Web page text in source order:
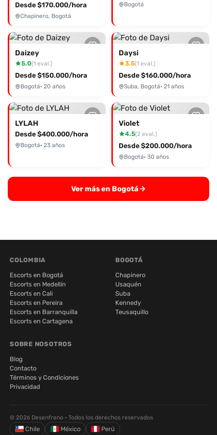
Desde $170.000/hora
Chapinero, Bogotá
Bogotá
Daizey
5.0(1 eval.)
Desde $150.000/hora
Bogotá· 20 años
Daysi
3.5(1 eval.)
Desde $160.000/hora
Suba, Bogotá· 21 años
LYLAH
Desde $400.000/hora
Bogotá· 23 años
Violet
4.5(2 eval.)
Desde $200.000/hora
Bogotá· 30 años
Ver más en Bogotá
COLOMBIA
Escorts en Bogotá
Escorts en Medellín
Escorts en Cali
Escorts en Pereira
Escorts en Barranquilla
Escorts en Cartagena
BOGOTÁ
Chapinero
Usaquén
Suba
Kennedy
Teusaquillo
SOBRE NOSOTROS
Blog
Contacto
Términos y Condiciones
Privacidad
© 2026 Desenfreno · Todos los derechos reservados
Chile México Perú